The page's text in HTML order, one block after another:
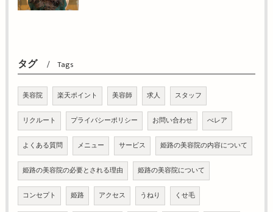
タグ Tags
美容院 楽天ポイント 美容師 求人 スタッフ
リクルート プライバシーポリシー お問い合わせ べレア
よくある質問 メニュー サービス 姫路の美容院の内容について
姫路の美容院の必要とされる理由 姫路の美容院について
コンセプト 姫路 アクセス うねり くせ毛